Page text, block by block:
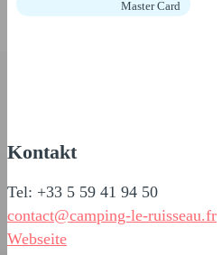
Master Card
Kontakt
Tel: +33 5 59 41 94 50
contact@camping-le-ruisseau.fr
Webseite